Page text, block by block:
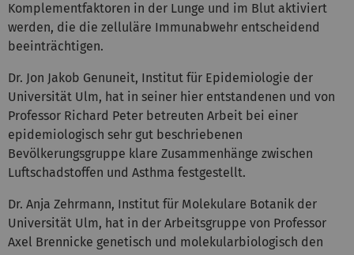
Komplementfaktoren in der Lunge und im Blut aktiviert
werden, die die zelluläre Immunabwehr entscheidend
beeinträchtigen.
Dr. Jon Jakob Genuneit, Institut für Epidemiologie der
Universität Ulm, hat in seiner hier entstandenen und von
Professor Richard Peter betreuten Arbeit bei einer
epidemiologisch sehr gut beschriebenen
Bevölkerungsgruppe klare Zusammenhänge zwischen
Luftschadstoffen und Asthma festgestellt.
Dr. Anja Zehrmann, Institut für Molekulare Botanik der
Universität Ulm, hat in der Arbeitsgruppe von Professor
Axel Brennicke genetisch und molekularbiologisch den